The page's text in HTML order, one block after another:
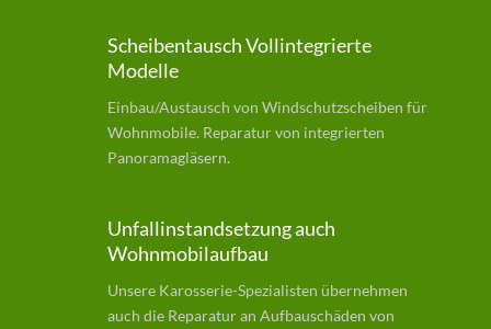
Scheibentausch Vollintegrierte
Modelle
Einbau/Austausch von Windschutzscheiben für
Wohnmobile. Reparatur von integrierten
Panoramagläsern.
Unfallinstandsetzung auch
Wohnmobilaufbau
Unsere Karosserie-Spezialisten übernehmen
auch die Reparatur an Aufbauschäden von